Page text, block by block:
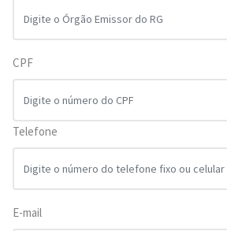
CPF
Telefone
E-mail